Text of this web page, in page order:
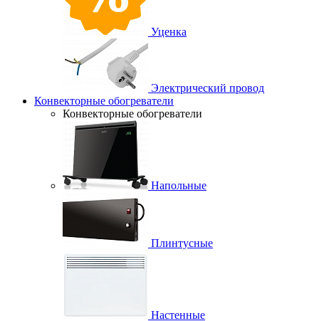
Уценка
Электрический провод
Конвекторные обогреватели
Конвекторные обогреватели
Напольные
Плинтусные
Настенные